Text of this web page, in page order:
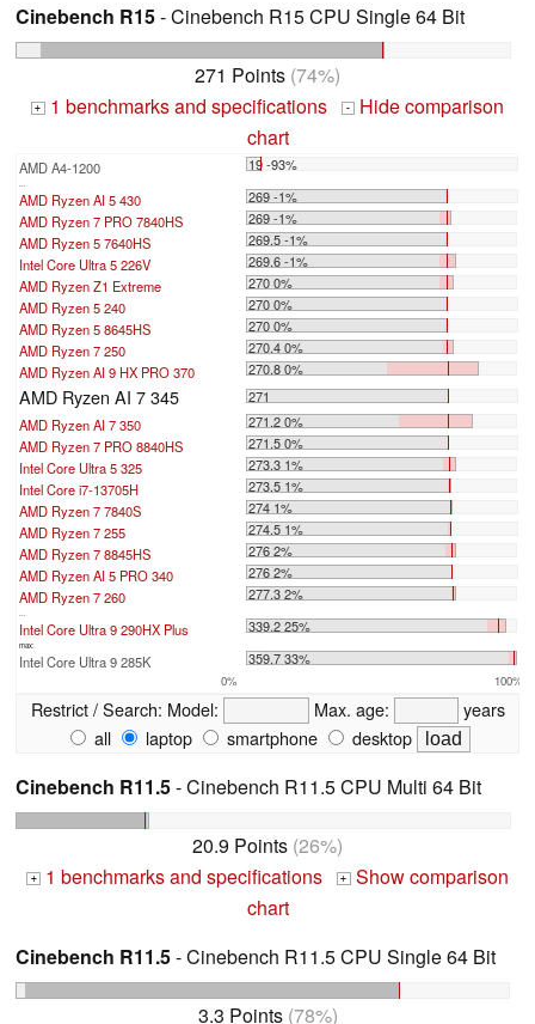
Cinebench R15- Cinebench R15 CPU Single 64 Bit
271 Points (74%)
+ 1 benchmarks and specifications -
Hide comparison
chart
AMD A4-1200 19 -93%
...
AMD Ryzen AI 5 430
269 -1%
AMD Ryzen 7 PRO 7840HS
269 -1%
AMD Ryzen 5 7640HS
269.5 -1%
Intel Core Ultra 5 226V
269.6 -1%
AMD Ryzen Z1 Extreme
270 0%
AMD Ryzen 5 240
270 0%
AMD Ryzen 5 8645HS
270 0%
AMD Ryzen 7 250
270.4 0%
AMD Ryzen AI 9 HX PRO 370
270.8 0%
AMD Ryzen AI 7 345
271
AMD Ryzen AI 7 350
271.2 0%
AMD Ryzen 7 PRO 8840HS
271.5 0%
Intel Core Ultra 5 325
273.3 1%
Intel Core i7-13705H
273.5 1%
AMD Ryzen 7 7840S
274 1%
AMD Ryzen 7 255
274.5 1%
AMD Ryzen 7 8845HS
276 2%
AMD Ryzen AI 5 PRO 340
276 2%
AMD Ryzen 7 260
277.3 2%
...
Intel Core Ultra 9 290HX Plus 339.2 25%
max:
Intel Core Ultra 9 285K 359.7 33%
0% 100%
Restrict / Search: Model: Max. age:
years
all
laptop smartphone desktop
Cinebench R11.5- Cinebench R11.5 CPU Multi 64 Bit
20.9 Points (26%)
+ 1 benchmarks and specifications + Show comparison
chart
Cinebench R11.5- Cinebench R11.5 CPU Single 64 Bit
3.3 Points(78%)